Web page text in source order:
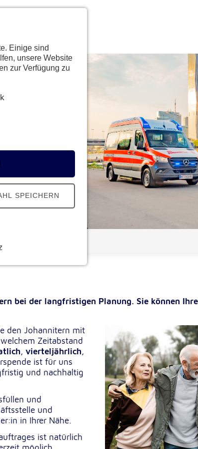
bei der langfristigen Planung. Sie können
den Johannitern mit
Zeitabstand
, vierteljährlich,
ist für uns
und nachhaltig
und
und
in Ihrer Nähe.
ist natürlich
Einige sind
unsere Website
zur Verfügung zu
SPEICHERN
Funktionen
gewählte
Google